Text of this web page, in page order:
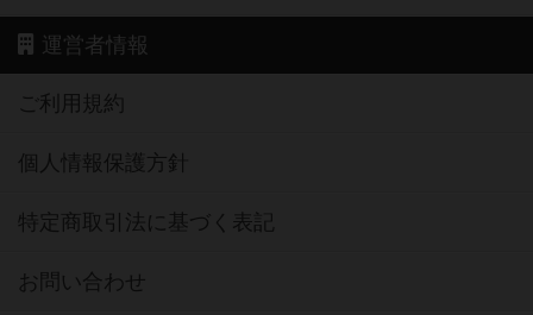
運営者情報
ご利用規約
個人情報保護方針
特定商取引法に基づく表記
お問い合わせ